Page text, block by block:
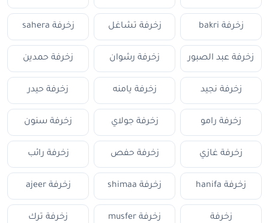
زخرفة bakri زخرفة تشاغل زخرفة sahera
زخرفة عبد الصبور زخرفة رشوان زخرفة حمدين
زخرفة نجيد زخرفة يامنه زخرفة حيدر
زخرفة رامو زخرفة جولاي زخرفة سنون
زخرفة غازي زخرفة حفص زخرفة رائب
زخرفة hanifa زخرفة shimaa زخرفة ajeer
زخرفة
زخرفة musfer زخرفة ترك